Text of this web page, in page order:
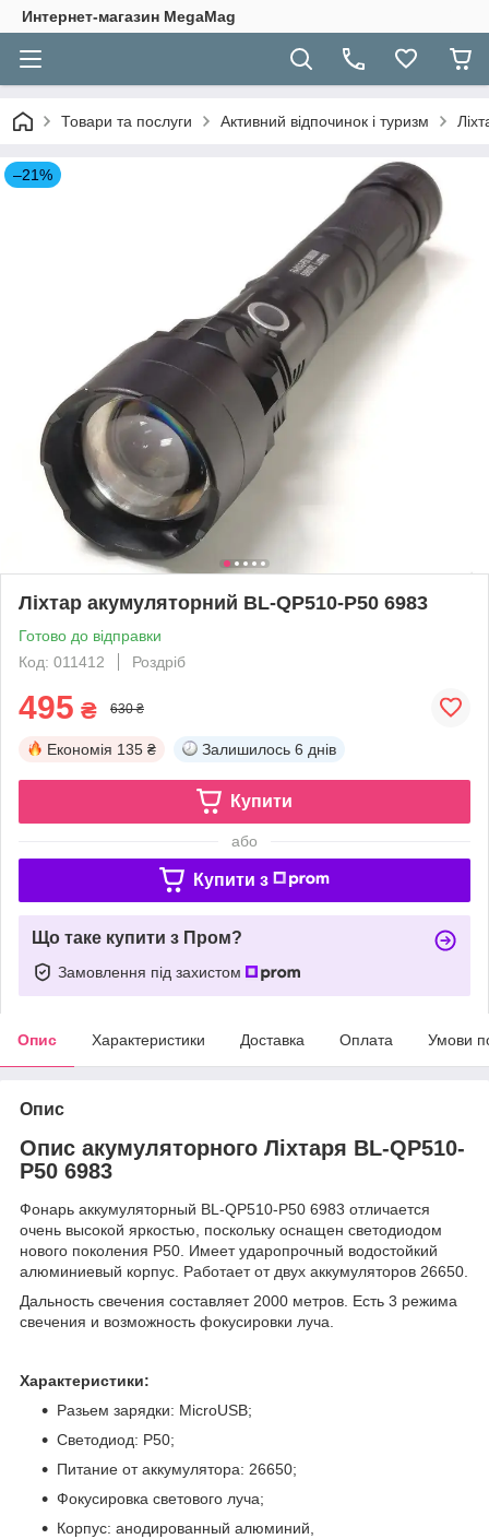
Интернет-магазин MegaMag
Товари та послуги Активний відпочинок і туризм
–21%
Ліхтар акумуляторний BL-QP510-P50 6983
Готово до відправки
Код: 011412
Роздріб
495 ₴ 630 ₴
Економія 135 ₴ Залишилось 6 днів
Купити
або
Купити з
Що таке купити з Пром?
Замовлення під захистом
Опис Характеристики Доставка Оплата Умови
Опис
Опис акумуляторного Ліхтаря BL-QP510-
P50 6983
Фонарь аккумуляторный BL-QP510-P50 6983 отличается
очень высокой яркостью, поскольку оснащен светодиодом
нового поколения P50. Имеет ударопрочный водостойкий
алюминиевый корпус. Работает от двух аккумуляторов 26650.
Дальность свечения составляет 2000 метров. Есть 3 режима
свечения и возможность фокусировки луча.
Характеристики:
Разьем зарядки: MicroUSB;
Светодиод: P50;
Питание от аккумулятора: 26650;
Фокусировка светового луча;
Корпус: анодированный алюминий,